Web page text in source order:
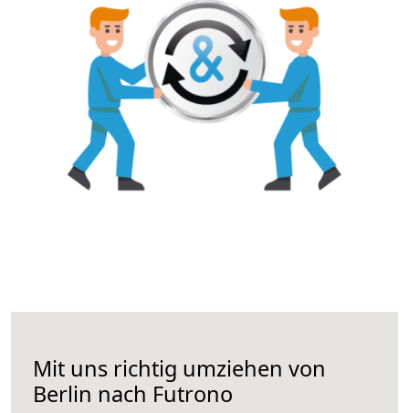
Mit uns richtig umziehen von
Berlin nach Futrono